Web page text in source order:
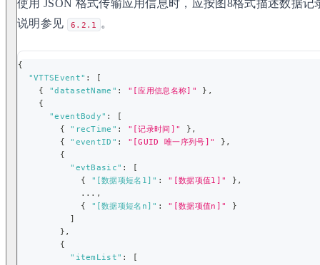
使用 JSON 格式传输应用信息时，应按图8格式描述数据
说明参见
6.2.1 。
{
"VTTSEvent" :
{
"datasetName" : "[应用信息名称]" } ,
{
"eventBody" :
{
"recTime" : "[记录时间]" } ,
{
"eventID" : "[GUID 唯一序列号]" } ,
{
"evtBasic" :
{
"[数据项短名1]" : "[数据项值1]" } ,
            ...
,
{
"[数据项短名n]" : "[数据项值n]"
}
} ,
{
"itemList" :